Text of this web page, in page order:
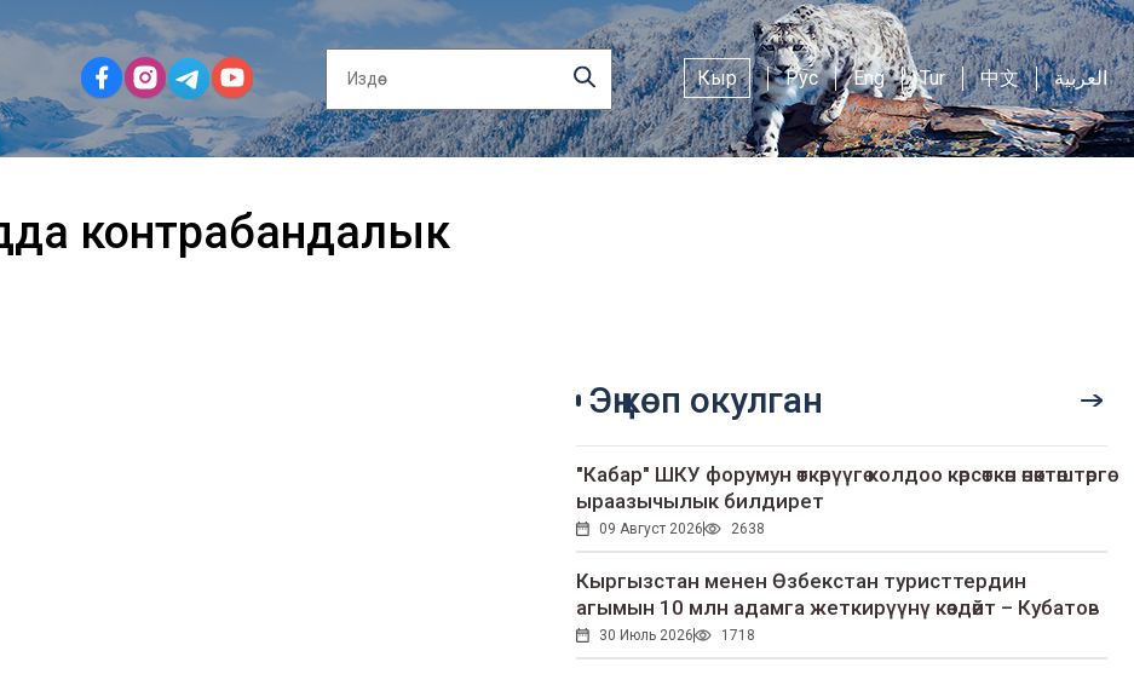
Кыр Рус Eng Tur 中文 العربية
контрабандалык
Эң көп окулган
"Кабар" ШКУ форумун өткөрүүгө колдоо көрсөткөн өнөктөштөргө
ыраазычылык билдирет
09 Август 2026 2638
Кыргызстан менен Өзбекстан туристтердин
агымын 10 млн адамга жеткирүүнү көздөйт – Кубатов
30 Июль 2026 1718